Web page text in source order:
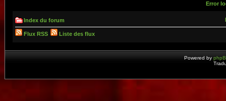
Error
Index du forum
Flux RSS Liste des flux
Powered by